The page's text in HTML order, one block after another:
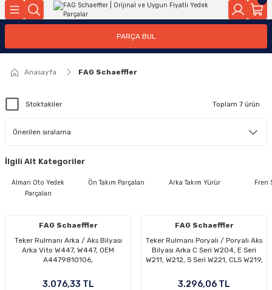
Parçaları
Yakıt Pompası, Yakıt Hatları
Motor Elektrik
Alternatör Marş Motoru
Kollar
Sistemleri
Ön Arka
PARÇA BUL
Anasayfa FAG Schaeffler
Stoktakiler Toplam 7 ürün
İlgili Alt Kategoriler
Alman Oto Yedek
Parçaları
Ön Takım Parçaları Arka Takım Yürür Fren
FAG Schaeffler
Teker Rulmanı Arka / Aks Bilyası
Arka Vito W447, W447, OEM
A4479810106,
3.076,33 TL
FAG Schaeffler
Teker Rulmanı Poryalı / Poryalı Aks
Bilyası Arka C Seri W204, E Seri
W211, W212, S Seri W221, CLS W219,
3.296,06 TL